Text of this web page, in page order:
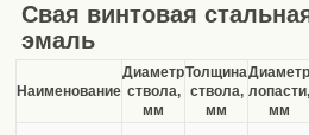
Свая винтовая
эмаль
Наименование
Диаметр
ствола,
мм
Толщина
ствола,
мм
Диаметр
лопасти,
мм